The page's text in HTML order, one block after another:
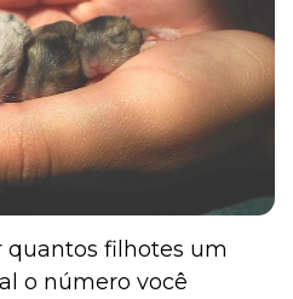
quantos filhotes um
o número você